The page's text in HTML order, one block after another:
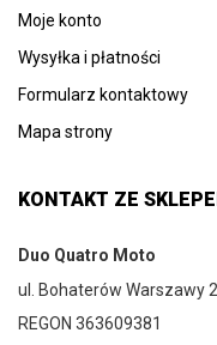
Moje konto
Wysyłka i płatności
Formularz kontaktowy
Mapa strony
KONTAKT ZE
Duo Quatro Moto
ul. Bohaterów Warszawy
REGON 363609381